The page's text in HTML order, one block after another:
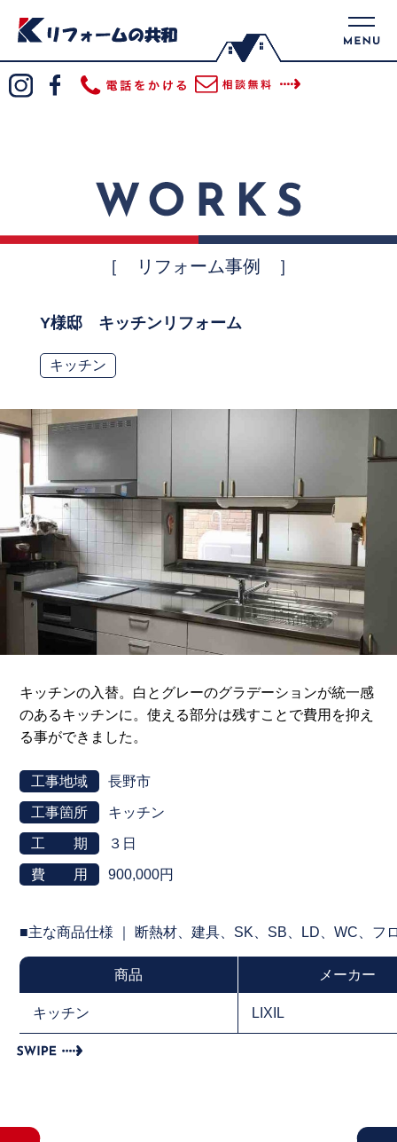
［ リフォーム事例 ］
Y様邸 キッチンリフォーム
キッチン
キッチンの入替。白とグレーのグラデーションが統一感
のあるキッチンに。使える部分は残すことで費用を抑え
る事ができました。
工事地域 長野市
工事箇所 キッチン
工 期 ３日
費 用 900,000円
■主な商品仕様 ｜ 断熱材、建具、SK、SB、LD、WC、フ
商品 メーカー
キッチン LIXIL